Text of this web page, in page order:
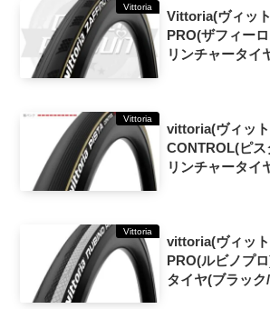
Vittoria
Vittoria(ヴィッ
PRO(ザフィー
リンチャータイ
Vittoria
vittoria(ヴィッ
CONTROL(ピス
リンチャータイ
Vittoria
vittoria(ヴィッ
PRO(ルビノプ
タイヤ(ブラッ